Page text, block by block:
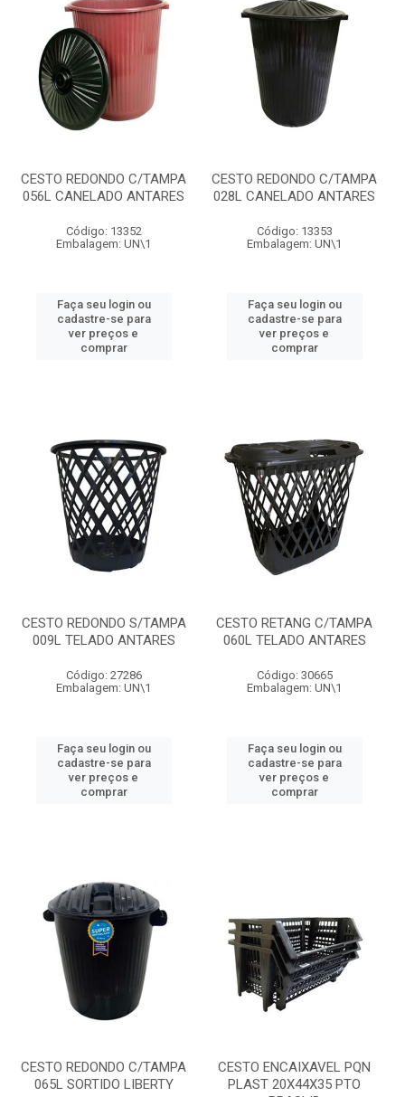
CESTO REDONDO C/TAMPA
056L CANELADO ANTARES
Código: 13352
Embalagem: UN\1
Faça seu login ou
cadastre-se para
ver preços e
comprar
CESTO REDONDO C/TAMPA
028L CANELADO ANTARES
Código: 13353
Embalagem: UN\1
Faça seu login ou
cadastre-se para
ver preços e
comprar
CESTO REDONDO S/TAMPA
009L TELADO ANTARES
Código: 27286
Embalagem: UN\1
Faça seu login ou
cadastre-se para
ver preços e
comprar
CESTO RETANG C/TAMPA
060L TELADO ANTARES
Código: 30665
Embalagem: UN\1
Faça seu login ou
cadastre-se para
ver preços e
comprar
CESTO REDONDO C/TAMPA
065L SORTIDO LIBERTY
CESTO ENCAIXAVEL PQN
PLAST 20X44X35 PTO